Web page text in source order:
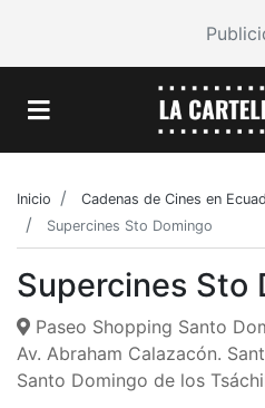
Inicio Cadenas de Cines en
Supercines Sto Domingo
Supercines Sto
Paseo Shopping Santo
Av. Abraham Calazacón.
Santo Domingo de los